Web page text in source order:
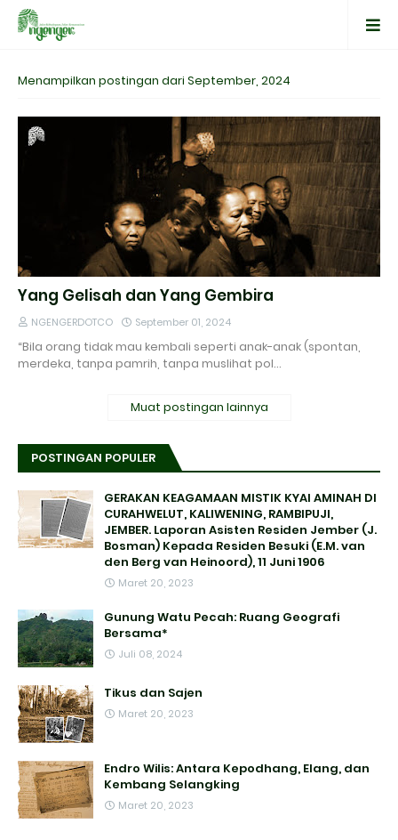
Menampilkan postingan dari September, 2024
Yang Gelisah dan Yang Gembira
NGENGERDOTCO September 01, 2024
“Bila orang tidak mau kembali seperti anak-anak (spontan,
merdeka, tanpa pamrih, tanpa muslihat pol…
Muat postingan lainnya
POSTINGAN POPULER
GERAKAN KEAGAMAAN MISTIK KYAI AMINAH DI
CURAHWELUT, KALIWENING, RAMBIPUJI,
JEMBER. Laporan Asisten Residen Jember (J.
Bosman) Kepada Residen Besuki (E.M. van
den Berg van Heinoord), 11 Juni 1906
Maret 20, 2023
Gunung Watu Pecah: Ruang Geografi
Bersama*
Juli 08, 2024
Tikus dan Sajen
Maret 20, 2023
Endro Wilis: Antara Kepodhang, Elang, dan
Kembang Selangking
Maret 20, 2023